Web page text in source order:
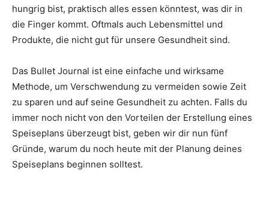
hungrig bist, praktisch alles essen könntest, was dir in
die Finger kommt. Oftmals auch Lebensmittel und
Produkte, die nicht gut für unsere Gesundheit sind.
Das Bullet Journal ist eine einfache und wirksame
Methode, um Verschwendung zu vermeiden sowie Zeit
zu sparen und auf seine Gesundheit zu achten. Falls du
immer noch nicht von den Vorteilen der Erstellung eines
Speiseplans überzeugt bist, geben wir dir nun fünf
Gründe, warum du noch heute mit der Planung deines
Speiseplans beginnen solltest.